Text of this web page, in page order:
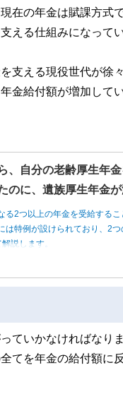
在の年金は賦課方式
える仕組みになってい
支える現役世代が徐
金給付額が増加して
、自分の老齢厚生年
のに、遺族厚生年金
る2つ以上の年金を受給する
は特例が設けられており、2
説します。
ていかなければなり
てを年金の給付額に